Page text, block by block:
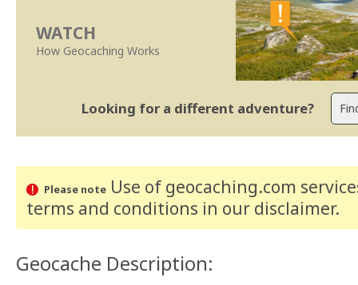
WATCH
How Geocaching Works
Looking for a different adventure?
Please noteUse of geocaching.com
terms and conditions in our disclaimer.
Geocache Description: